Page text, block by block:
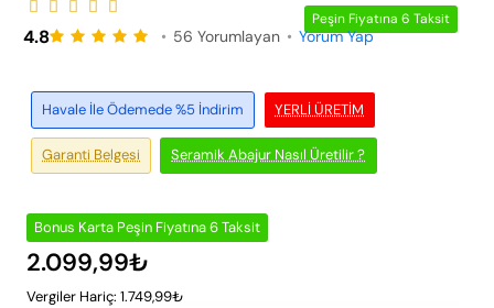
Peşin Fiyatına 6 Taksit
YERLI ÜRETIM
Havale İle Ödemede %5 İndirim
Seramik Abajur Nasıl Üretilir ?
Garanti Belgesi
4.8 • 56 Yorumlayan • Yorum Yap
Bonus Karta Peşin Fiyatına 6 Taksit
2.099,99₺
Vergiler Hariç: 1.749,99₺